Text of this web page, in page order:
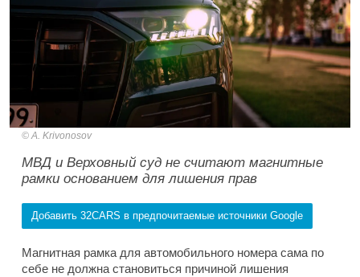
A. Krivonosov
МВД и Верховный суд не считают магнитные
рамки основанием для лишения прав
Добавить 32CARS в предпочитаемые источники Google
Магнитная рамка для автомобильного номера сама по
себе не должна становиться причиной лишения